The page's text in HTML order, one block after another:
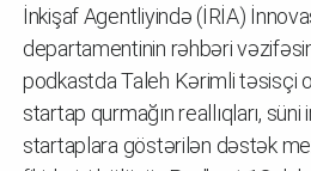
İnkişaf Agentliyində (İRİA)
departamentinin rəhbəri
podkastda Taleh Kərimli təsisçi
startap qurmağın reallıqları,
startaplara göstərilən dəstək